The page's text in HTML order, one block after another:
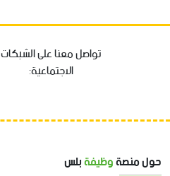
تواصل معنا على الشبكات
الاجتماعية:
حول منصةوظيفةبلس